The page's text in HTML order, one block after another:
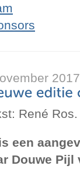
2017
René Ros.
een
Douwe Pijl